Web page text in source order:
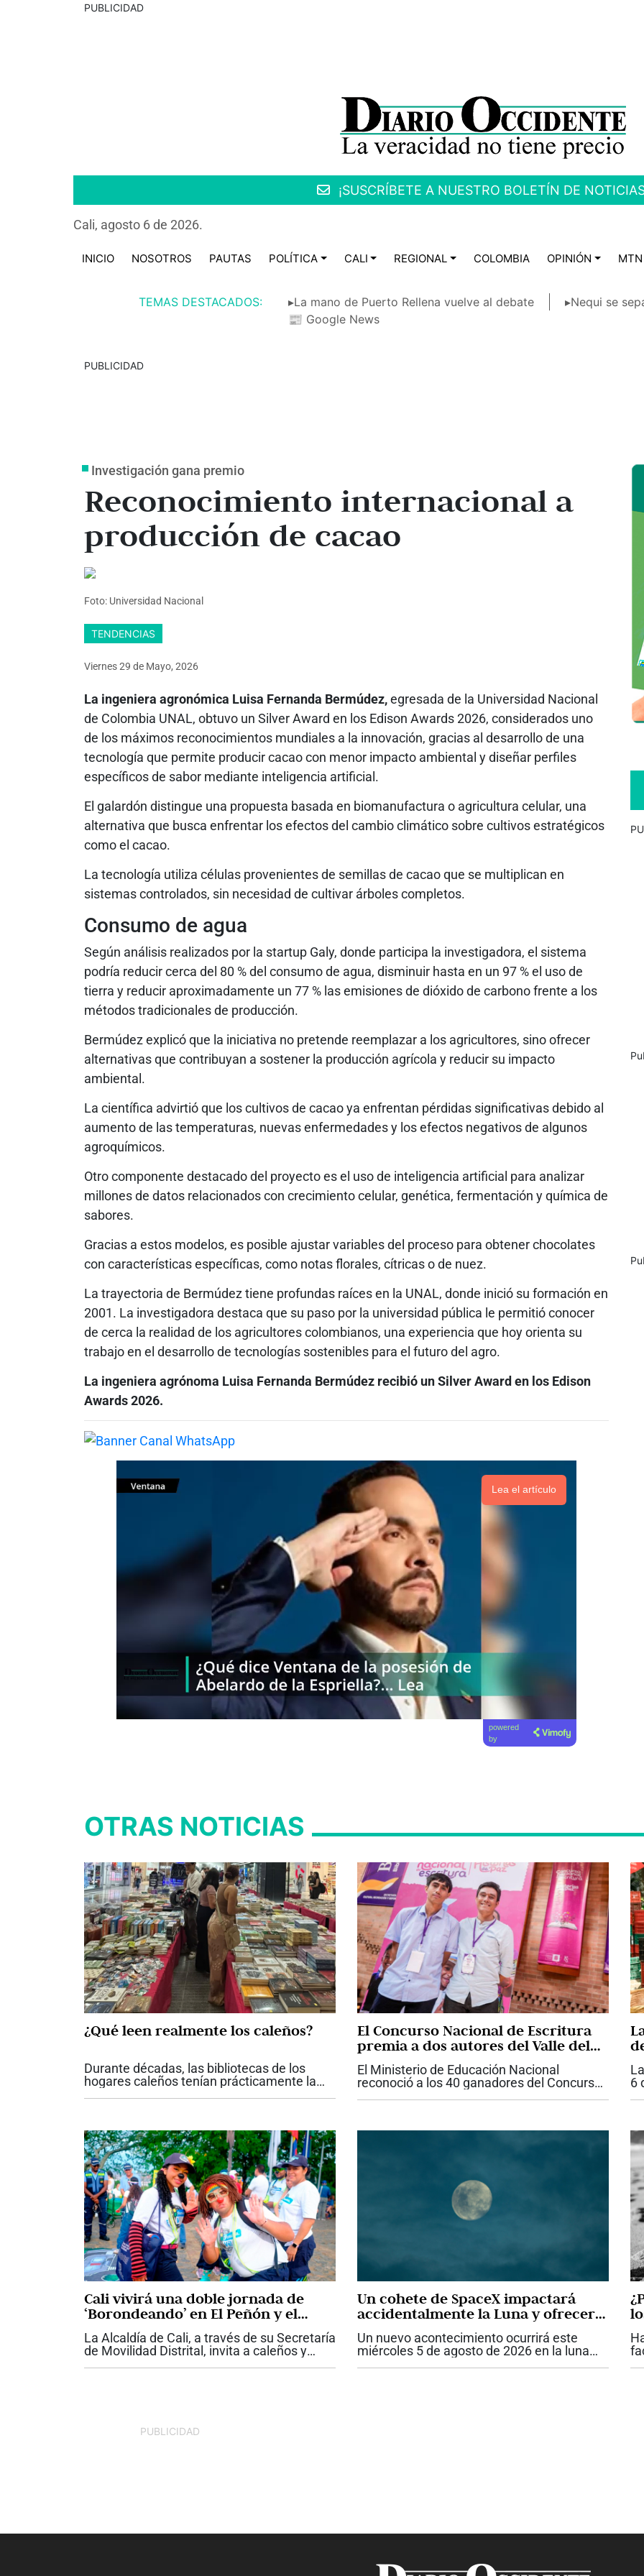
PUBLICIDAD
¡SUSCRÍBETE A NUESTRO BOLETÍN DE
Cali, agosto 6 de 2026.
INICIO NOSOTROS PAUTAS POLÍTICA CALI REGIONAL COLOMBIA OPINIÓN MTN
TEMAS DESTACADOS: ▸La mano de Puerto Rellena vuelve al debate
▸Nequi se
📰 Google News
PUBLICIDAD
Investigación gana premio
Reconocimiento internacional a
producción de cacao
Foto: Universidad Nacional
TENDENCIAS
Viernes 29 de Mayo, 2026
La ingeniera agronómica Luisa Fernanda Bermúdez,egresada de la Universidad Nacional
de Colombia UNAL, obtuvo un Silver Award en los Edison Awards 2026, considerados uno
de los máximos reconocimientos mundiales a la innovación, gracias al desarrollo de una
tecnología que permite producir cacao con menor impacto ambiental y diseñar perfiles
específicos de sabor mediante inteligencia artificial.
El galardón distingue una propuesta basada en biomanufactura o agricultura celular, una
alternativa que busca enfrentar los efectos del cambio climático sobre cultivos estratégicos
como el cacao.
La tecnología utiliza células provenientes de semillas de cacao que se multiplican en
sistemas controlados, sin necesidad de cultivar árboles completos.
Consumo de agua
Según análisis realizados por la startup Galy, donde participa la investigadora, el sistema
podría reducir cerca del 80 % del consumo de agua, disminuir hasta en un 97 % el uso de
tierra y reducir aproximadamente un 77 % las emisiones de dióxido de carbono frente a los
métodos tradicionales de producción.
Bermúdez explicó que la iniciativa no pretende reemplazar a los agricultores, sino ofrecer
alternativas que contribuyan a sostener la producción agrícola y reducir su impacto
ambiental.
La científica advirtió que los cultivos de cacao ya enfrentan pérdidas significativas debido al
aumento de las temperaturas, nuevas enfermedades y los efectos negativos de algunos
agroquímicos.
Otro componente destacado del proyecto es el uso de inteligencia artificial para analizar
millones de datos relacionados con crecimiento celular, genética, fermentación y química de
sabores.
Gracias a estos modelos, es posible ajustar variables del proceso para obtener chocolates
con características específicas, como notas florales, cítricas o de nuez.
La trayectoria de Bermúdez tiene profundas raíces en la UNAL, donde inició su formación en
2001. La investigadora destaca que su paso por la universidad pública le permitió conocer
de cerca la realidad de los agricultores colombianos, una experiencia que hoy orienta su
trabajo en el desarrollo de tecnologías sostenibles para el futuro del agro.
La ingeniera agrónoma Luisa Fernanda Bermúdez recibió un Silver Award en los Edison
Awards 2026.
Lea el artículo
powered
by
OTRAS NOTICIAS
¿Qué leen realmente los caleños?
Durante décadas, las bibliotecas de los
hogares caleños tenían prácticamente la
El Concurso Nacional de Escritura
premia a dos autores del Valle del
Cauca
El Ministerio de Educación Nacional
reconoció a los 40 ganadores del Concurso
y
6
Cali vivirá una doble jornada de
‘Borondeando’ en El Peñón y el
Parque del Perro
La Alcaldía de Cali, a través de su Secretaría
de Movilidad Distrital, invita a caleños y
Un cohete de SpaceX impactará
accidentalmente la Luna y ofrecerá
una oportunidad única para la
ciencia
Un nuevo acontecimiento ocurrirá este
miércoles 5 de agosto de 2026 en la luna
PUBLICIDAD